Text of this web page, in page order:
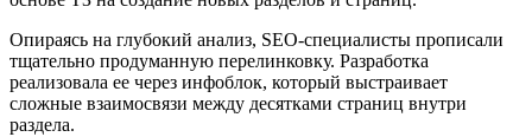
Опираясь на глубокий анализ, SEO-специалисты прописали
тщательно продуманную перелинковку. Разработка
реализовала ее через инфоблок, который выстраивает
сложные взаимосвязи между десятками страниц внутри
раздела.